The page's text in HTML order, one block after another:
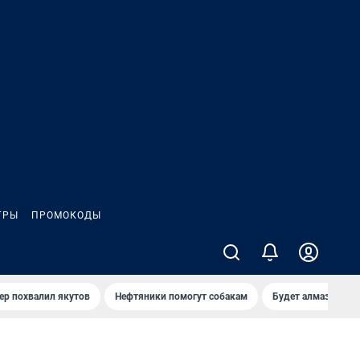
ПРОМОКОДЫ
похвалил якутов Нефтяники помогут собакам Будет алмазный